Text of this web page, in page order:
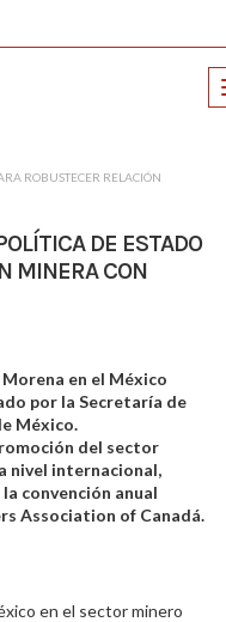
ROBUSTECER RELACIÓN
DE ESTADO
MINERA CON
en el México
por la Secretaría de
México.
del sector
nivel internacional,
convención anual
Association of Canadá.
en el sector minero